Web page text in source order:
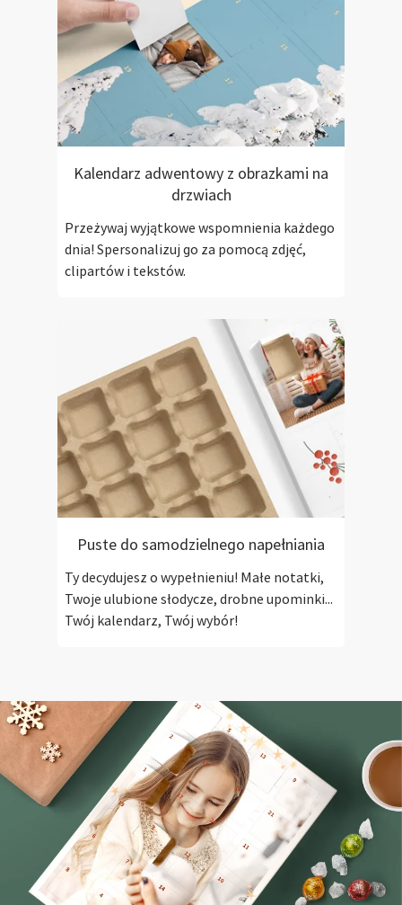
Kalendarz adwentowy z obrazkami na
drzwiach
Przeżywaj wyjątkowe wspomnienia każdego
dnia! Spersonalizuj go za pomocą zdjęć,
clipartów i tekstów.
Puste do samodzielnego napełniania
Ty decydujesz o wypełnieniu! Małe notatki,
Twoje ulubione słodycze, drobne upominki...
Twój kalendarz, Twój wybór!